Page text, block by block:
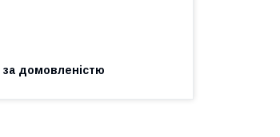
за домовленістю